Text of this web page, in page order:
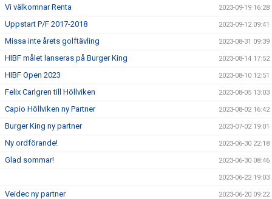
Vi välkomnar Renta 2023-09-19 16:28
Uppstart P/F 2017-2018 2023-09-12 09:41
Missa inte årets golftävling 2023-08-31 09:39
HIBF målet lanseras på Burger King 2023-08-14 17:52
HIBF Open 2023 2023-08-10 12:51
Felix Carlgren till Höllviken 2023-08-05 13:03
Capio Höllviken ny Partner 2023-08-02 16:42
Burger King ny partner 2023-07-02 19:01
Ny ordförande! 2023-06-30 22:18
Glad sommar! 2023-06-30 08:46
2023-06-22 19:03
Veidec ny partner 2023-06-20 09:22